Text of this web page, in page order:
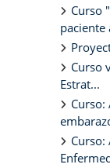
Curso
paciente
Curso
Estrat...
Curso: